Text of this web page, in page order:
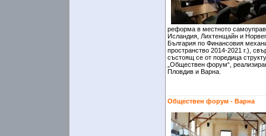
реформа в местното
Исландия, Лихтенщайн и
България по Финансовия
пространство 2014-2021 г.),
състоящ се от поредица
„Обществен форум“,
Пловдив и Варна.
Обществен форум - Варна